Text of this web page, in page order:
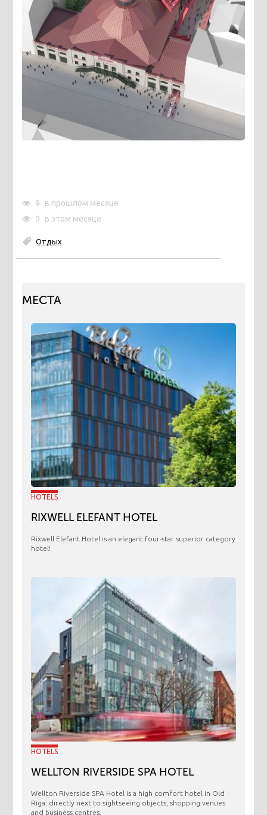
9
в прошлом месяце
9
в этом месяце
Отдых
МЕСТА
HOTELS
RIXWELL ELEFANT HOTEL
Rixwell Elefant Hotel is an elegant four-star superior category
hotel!
HOTELS
WELLTON RIVERSIDE SPA HOTEL
Wellton Riverside SPA Hotel is a high comfort hotel in Old
Riga: directly next to sightseeing objects, shopping venues
and business centres.